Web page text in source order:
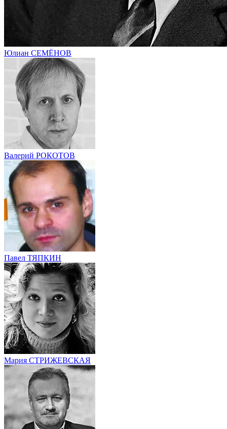
Юлиан СЕМЁНОВ
Валерий РОКОТОВ
Павел ТЯПКИН
Мария СТРИЖЕВСКАЯ